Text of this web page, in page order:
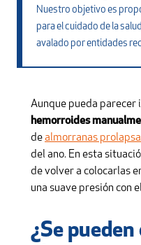
Nuestro objetivo es
para el cuidado de la
avalado por entidades
Aunque pueda parecer
hemorroides
dealmorranas
del ano. En esta
de volver a colocarlas
una suave presión con
¿Se